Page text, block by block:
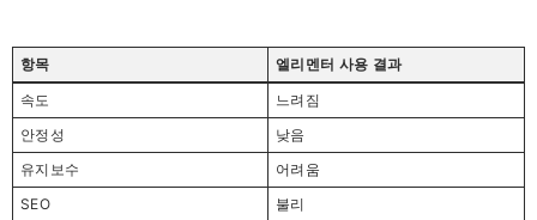
항목
엘리멘터 사용 결과
속도
느려짐
안정성
낮음
유지보수
어려움
SEO
불리